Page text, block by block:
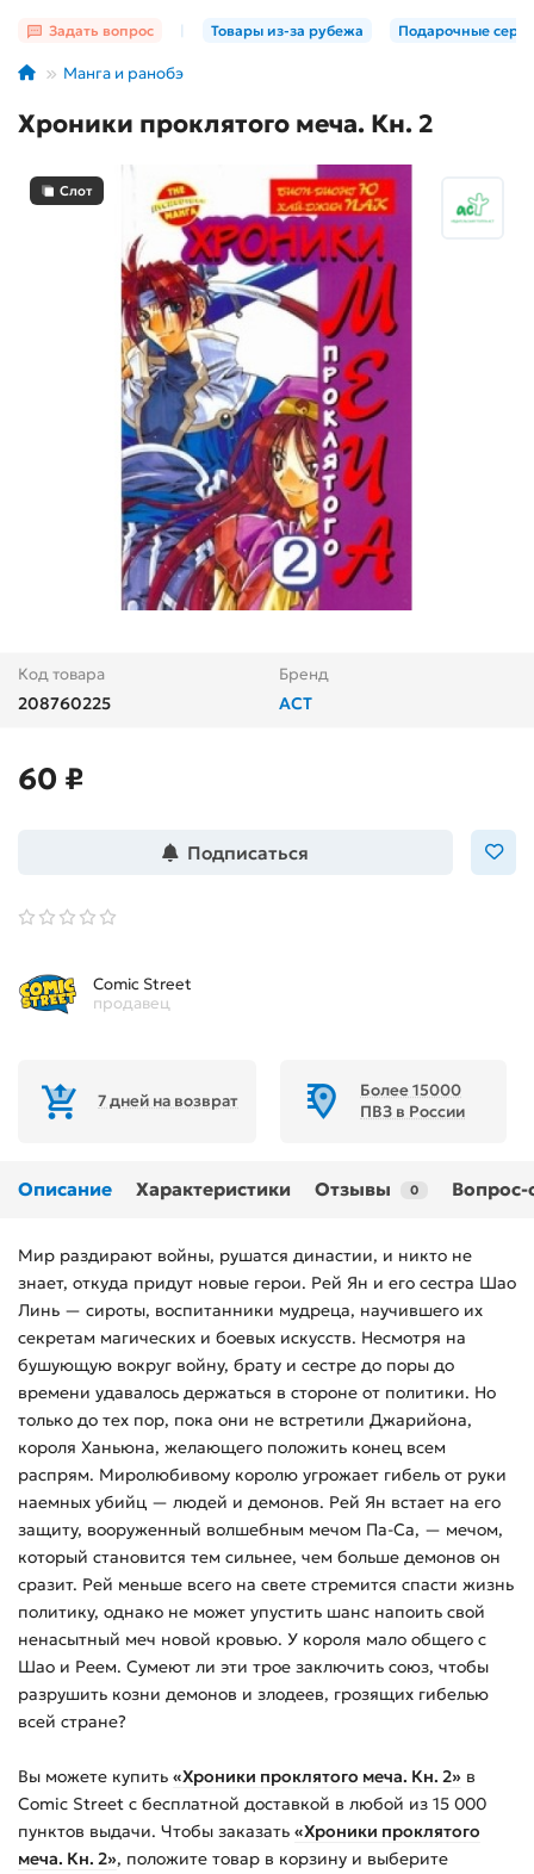
Задать вопрос Товары из-за рубежа Подарочные
Манга и ранобэ
Хроники проклятого меча. Кн. 2
Слот
Код товара
208760225
Бренд
АСТ
60 ₽
Подписаться
Comic Street
продавец
7 дней на возврат
Более 15000
ПВЗ в России
Описание Характеристики Отзывы 0 Вопрос-
Мир раздирают войны, рушатся династии, и никто не
знает, откуда придут новые герои. Рей Ян и его сестра Шао
Линь — сироты, воспи­танники мудреца, научившего их
секретам магических и боевых искусств. Несмотря на
бушующую вокруг войну, брату и сестре до по­ры до
времени удавалось держаться в стороне от политики. Но
толь­ко до тех пор, пока они не встретили Джарийона,
короля Ханьюна, желающего положить конец всем
распрям. Миролюбивому королю угрожает гибель от руки
наемных убийц — людей и демонов. Рей Ян встает на его
защиту, вооруженный волшебным мечом Па-Са, — ме­чом,
который становится тем сильнее, чем больше демонов он
сразит. Рей меньше всего на свете стремится спасти жизнь
политику, одна­ко не может упустить шанс напоить свой
ненасытный меч новой кро­вью. У короля мало общего с
Шао и Реем. Сумеют ли эти трое заклю­чить союз, чтобы
разрушить козни демонов и злодеев, грозящих ги­белью
всей стране?
Вы можете купить «Хроники проклятого меча. Кн. 2» в
Comic Street с бесплатной доставкой в любой из 15 000
пунктов выдачи. Чтобы заказать «Хроники проклятого
меча. Кн. 2», положите товар в корзину и выберите